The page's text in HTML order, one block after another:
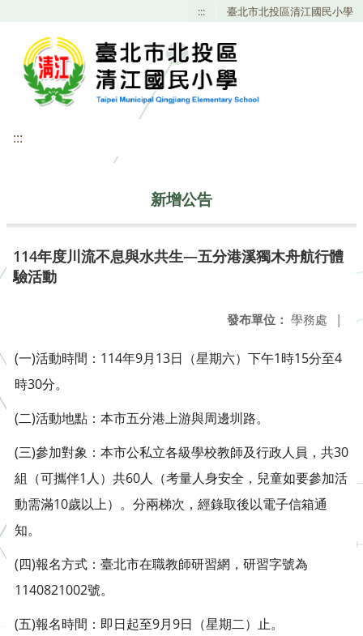
::: 臺北市北投區清江國民小學
:::
新增公告
114年度川流不息與水共生—五分港溪獨木舟航行體
驗活動
發布單位： 學務處 |
(一)活動時間：114年9月13日（星期六）下午1時15分至4
時30分。
(二)活動地點：本市五分港上游與周邊圳路。
(三)參加對象：本市公私立各級學校教師及行政人員，共30
組（可攜伴1人）共60人（考量人身安全，兒童如要參加活
動需滿10歲以上）。分兩梯次，經錄取後以電子信箱通
知。
(四)報名方式：臺北市在職教師研習網，研習字號為
1140821002號。
(五)報名時間：即日起至9月9日（星期二）止。